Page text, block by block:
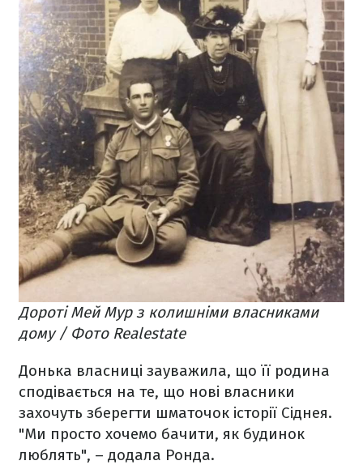
Дороті Мей Мур з колишніми власниками
дому / Фото Realestate
Донька власниці зауважила, що її родина
сподівається на те, що нові власники
захочуть зберегти шматочок історії Сіднея.
"Ми просто хочемо бачити, як будинок
люблять", – додала Ронда.